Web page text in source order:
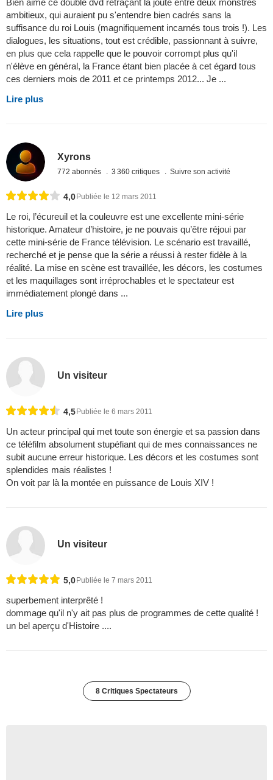
Bien aimé ce double dvd retraçant la joute entre deux monstres
ambitieux, qui auraient pu s'entendre bien cadrés sans la
suffisance du roi Louis (magnifiquement incarnés tous trois !). Les
dialogues, les situations, tout est crédible, passionnant à suivre,
en plus que cela rappelle que le pouvoir corrompt plus qu'il
n'élève en général, la France étant bien placée à cet égard tous
ces derniers mois de 2011 et ce printemps 2012... Je ...
Lire plus
Xyrons
772 abonnés 3 360 critiques Suivre son activité
4,0 Publiée le 12 mars 2011
Le roi, l’écureuil et la couleuvre est une excellente mini-série
historique. Amateur d’histoire, je ne pouvais qu’être réjoui par
cette mini-série de France télévision. Le scénario est travaillé,
recherché et je pense que la série a réussi à rester fidèle à la
réalité. La mise en scène est travaillée, les décors, les costumes
et les maquillages sont irréprochables et le spectateur est
immédiatement plongé dans ...
Lire plus
Un visiteur
4,5Publiée le 6 mars 2011
Un acteur principal qui met toute son énergie et sa passion dans
ce téléfilm absolument stupéfiant qui de mes connaissances ne
subit aucune erreur historique. Les décors et les costumes sont
splendides mais réalistes !
On voit par là la montée en puissance de Louis XIV !
Un visiteur
5,0 Publiée le 7 mars 2011
superbement interprêté !
dommage qu'il n'y ait pas plus de programmes de cette qualité !
un bel aperçu d'Histoire ....
8 Critiques Spectateurs